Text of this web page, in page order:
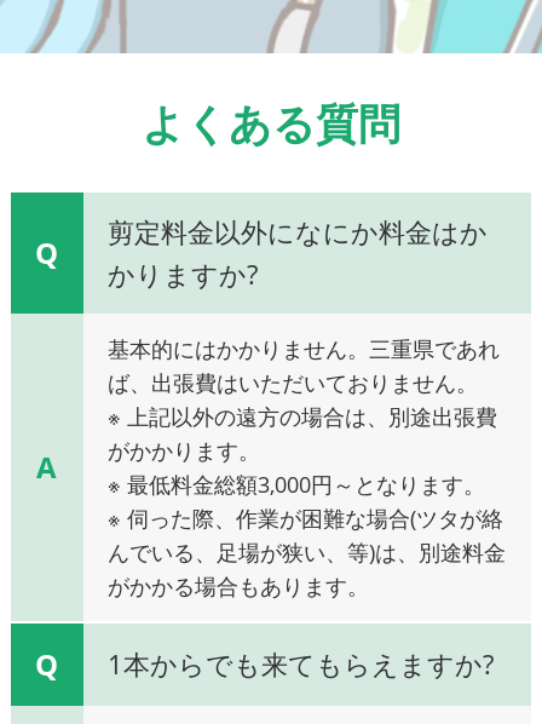
よくある質問
Q
剪定料金以外になにか料金はか
かりますか?
A
基本的にはかかりません。三重県であれ
ば、出張費はいただいておりません。
※ 上記以外の遠方の場合は、別途出張費
がかかります。
※ 最低料金総額3,000円～となります。
※ 伺った際、作業が困難な場合(ツタが絡
んでいる、足場が狭い、等)は、別途料金
がかかる場合もあります。
Q 1本からでも来てもらえますか?